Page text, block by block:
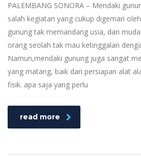
PALEMBANG SONORA – Mendaki
salah kegiatan yang cukup digemari
gunung tak memandang usia, dari
orang seolah tak mau ketinggalan
Namun,mendaki gunung juga sangat
yang matang, baik dari persiapan alat
fisik. apa saja yang perlu
read more